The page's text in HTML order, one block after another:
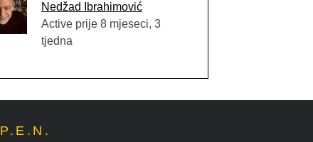
Nedžad Ibrahimović
Active prije 8 mjeseci, 3
tjedna
P.E.N.